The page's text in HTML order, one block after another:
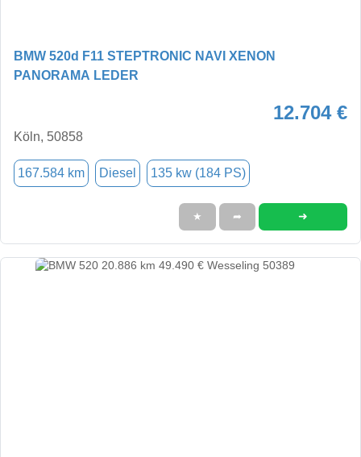
BMW 520d F11 STEPTRONIC NAVI XENON
PANORAMA LEDER
12.704 €
Köln, 50858
167.584 km Diesel 135 kw (184 PS)
★ ➦ ➜